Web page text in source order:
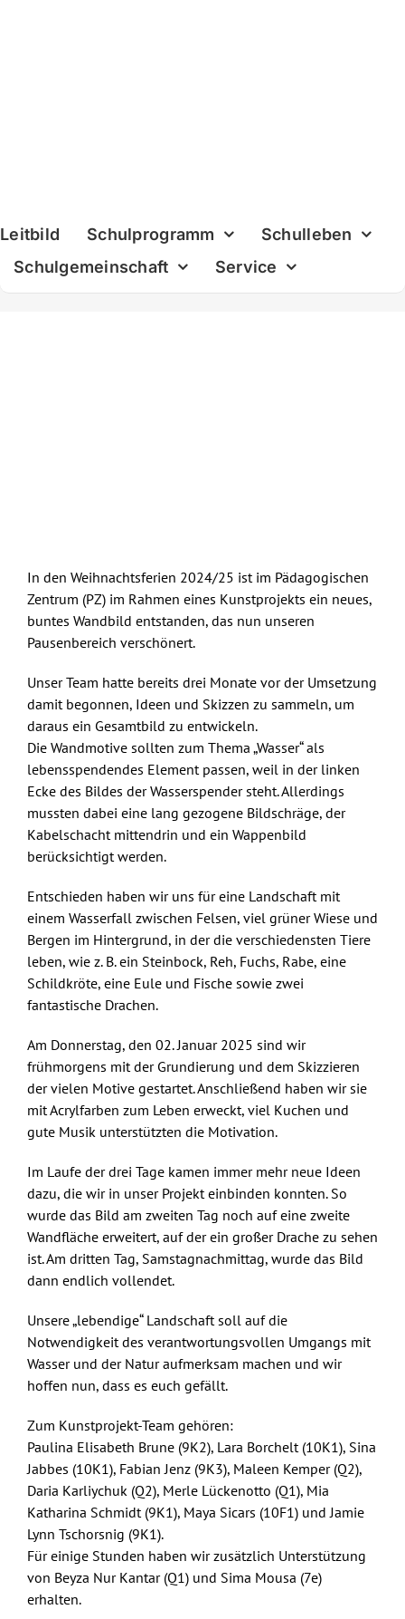
Leitbild Schulprogramm
Schulleben
Schulgemeinschaft
Service
In den Weihnachtsferien 2024/25 ist im Pädagogischen
Zentrum (PZ) im Rahmen eines Kunstprojekts ein neues,
buntes Wandbild entstanden, das nun unseren
Pausenbereich verschönert.
Unser Team hatte bereits drei Monate vor der Umsetzung
damit begonnen, Ideen und Skizzen zu sammeln, um
daraus ein Gesamtbild zu entwickeln.
Die Wandmotive sollten zum Thema „Wasser“ als
lebensspendendes Element passen, weil in der linken
Ecke des Bildes der Wasserspender steht. Allerdings
mussten dabei eine lang gezogene Bildschräge, der
Kabelschacht mittendrin und ein Wappenbild
berücksichtigt werden.
Entschieden haben wir uns für eine Landschaft mit
einem Wasserfall zwischen Felsen, viel grüner Wiese und
Bergen im Hintergrund, in der die verschiedensten Tiere
leben, wie z. B. ein Steinbock, Reh, Fuchs, Rabe, eine
Schildkröte, eine Eule und Fische sowie zwei
fantastische Drachen.
Am Donnerstag, den 02. Januar 2025 sind wir
frühmorgens mit der Grundierung und dem Skizzieren
der vielen Motive gestartet. Anschließend haben wir sie
mit Acrylfarben zum Leben erweckt, viel Kuchen und
gute Musik unterstützten die Motivation.
Im Laufe der drei Tage kamen immer mehr neue Ideen
dazu, die wir in unser Projekt einbinden konnten. So
wurde das Bild am zweiten Tag noch auf eine zweite
Wandfläche erweitert, auf der ein großer Drache zu sehen
ist. Am dritten Tag, Samstagnachmittag, wurde das Bild
dann endlich vollendet.
Unsere „lebendige“ Landschaft soll auf die
Notwendigkeit des verantwortungsvollen Umgangs mit
Wasser und der Natur aufmerksam machen und wir
hoffen nun, dass es euch gefällt.
Zum Kunstprojekt-Team gehören:
Paulina Elisabeth Brune (9K2), Lara Borchelt (10K1), Sina
Jabbes (10K1), Fabian Jenz (9K3), Maleen Kemper (Q2),
Daria Karliychuk (Q2), Merle Lückenotto (Q1), Mia
Katharina Schmidt (9K1), Maya Sicars (10F1) und Jamie
Lynn Tschorsnig (9K1).
Für einige Stunden haben wir zusätzlich Unterstützung
von Beyza Nur Kantar (Q1) und Sima Mousa (7e)
erhalten.